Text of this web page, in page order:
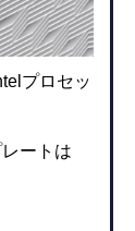
プロセッ
ートは